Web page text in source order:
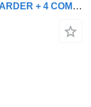
Scania R500 XT 8x4*4 EURO6 + RETARDER + 4 COMPARTMENTS 20000L